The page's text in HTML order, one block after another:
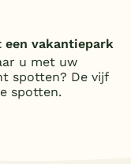
vakantiepark
u met uw
spotten? De vijf
spotten.